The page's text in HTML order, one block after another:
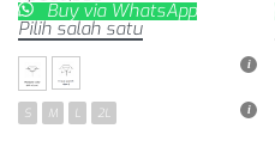
Buy via WhatsApp
Pilih salah satu
S M L 2L